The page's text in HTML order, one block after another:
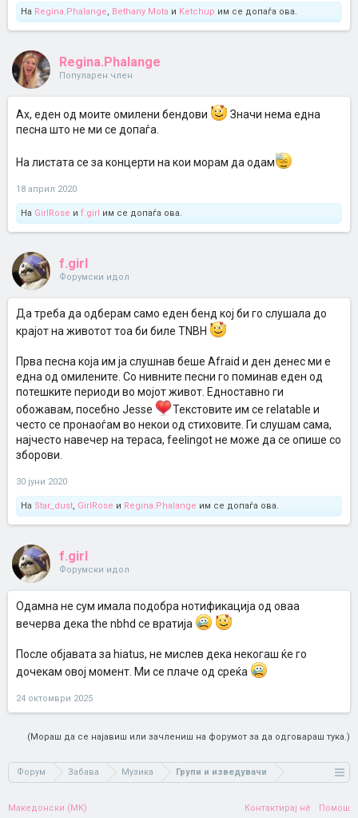
На Regina.Phalange, Bethany Mota и Ketchup им се допаѓа ова.
Regina.Phalange
Популарен член
Ах, еден од моите омилени бендови
Значи нема една
песна што не ми се допаѓа.
На листата се за концерти на кои морам да одам
18 април 2020
На GirlRose и f.girl им се допаѓа ова.
f.girl
Форумски идол
Да треба да одберам само еден бенд кој би го слушала до
крајот на животот тоа би биле TNBH
Прва песна која им ја слушнав беше Afraid и ден денес ми е
една од омилените. Со нивните песни го поминав еден од
потешките периоди во мојот живот. Едноставно ги
обожавам, посебно Jesse
Текстовите им се relatable и
често се пронаоѓам во некои од стиховите. Ги слушам сама,
најчесто навечер на тераса, feelingot не може да се опише со
зборови.
30 јуни 2020
На Star_dust, GirlRose и Regina.Phalange им се допаѓа ова.
f.girl
Форумски идол
Одамна не сум имала подобра нотификација од оваа
вечерва дека the nbhd се вратија
После објавата за hiatus, не мислев дека некогаш ќе го
дочекам овој момент. Ми се плаче од среќа
24 октомври 2025
(Мораш да се најавиш или зачлениш на форумот за да одговараш тука.)
Форум Забава Музика Групи и изведувачи
Македонски (MK) Контактирај нè Помош